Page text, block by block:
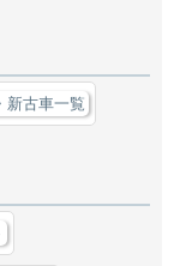
新古車一覧